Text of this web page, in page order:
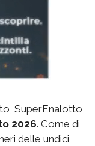
SuperEnalotto
2026. Come di
delle undici